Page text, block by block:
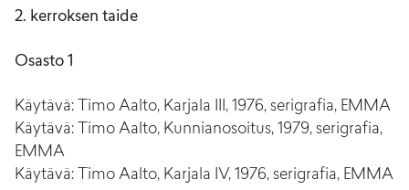
2. kerroksen taide
Osasto 1
Käytävä: Timo Aalto, Karjala III, 1976, serigrafia, EMMA
Käytävä: Timo Aalto, Kunnianosoitus, 1979, serigrafia,
EMMA
Käytävä: Timo Aalto, Karjala IV, 1976, serigrafia, EMMA